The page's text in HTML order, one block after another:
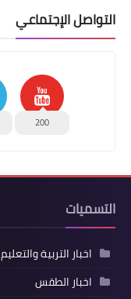
التواصل الإجتماعي
200
التسميات
اخبار التربية والتعليم
اخبار الطقس